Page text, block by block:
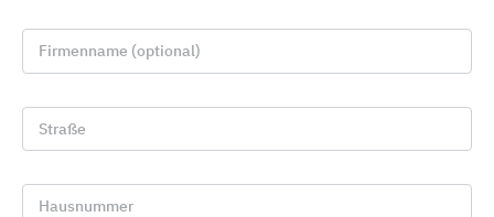
Knauf Gips
Firmenname (optional)
Straße
Hausnummer